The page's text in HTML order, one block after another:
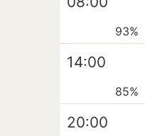
93%
14:00
85%
20:00